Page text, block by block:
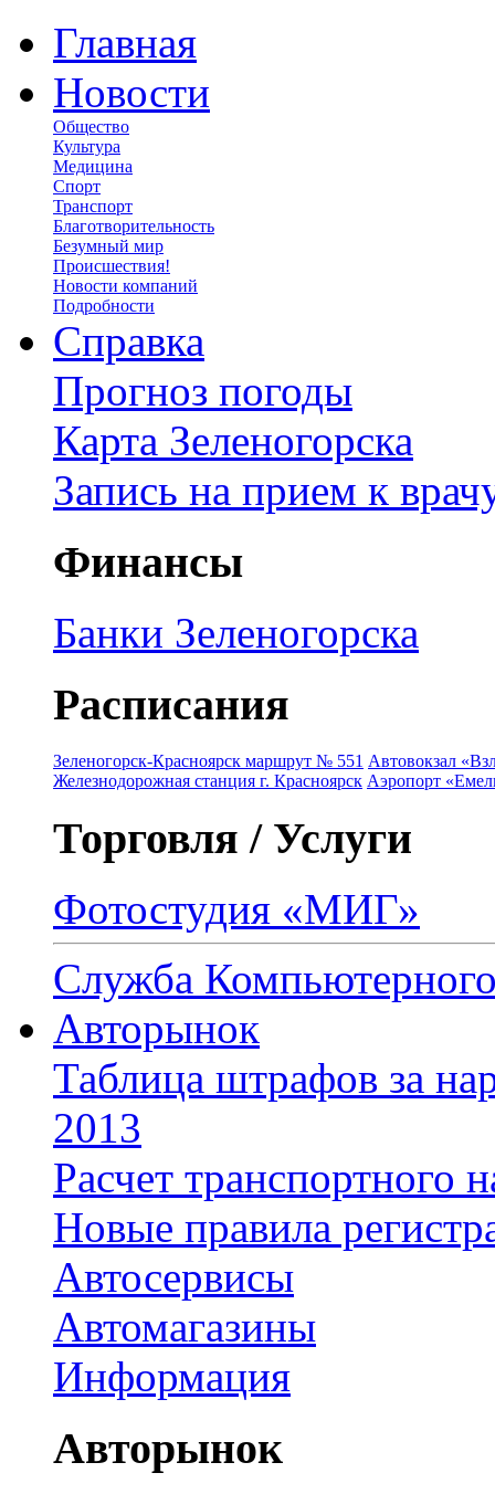
Главная
Новости
Общество
Культура
Медицина
Спорт
Транспорт
Благотворительность
Безумный мир
Происшествия!
Новости компаний
Подробности
Справка
Прогноз погоды
Карта Зеленогорска
Запись на прием к
Финансы
Банки Зеленогорска
Расписания
Зеленогорск-Красноярск маршрут № 551 Автовокзал
Железнодорожная станция г. Красноярск Аэропорт
Торговля / Услуги
Фотостудия «МИГ»
Служба
Авторынок
Таблица штрафов за
2013
Расчет транспортного
Новые правила
Автосервисы
Автомагазины
Информация
Авторынок